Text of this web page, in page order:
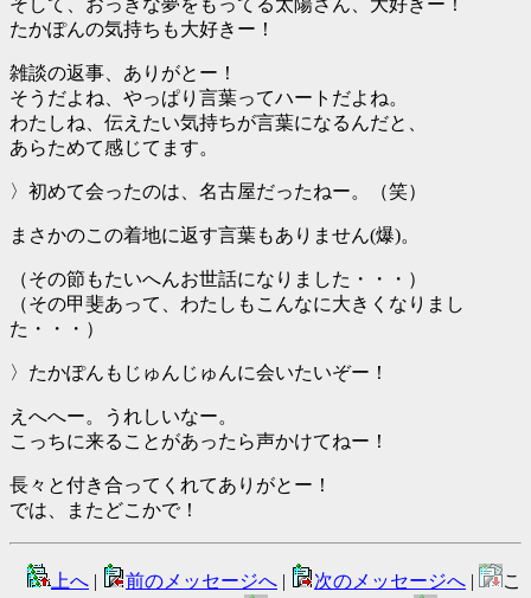
そして、おっきな夢をもってる太陽さん、大好きー！
たかぽんの気持ちも大好きー！
雑談の返事、ありがとー！
そうだよね、やっぱり言葉ってハートだよね。
わたしね、伝えたい気持ちが言葉になるんだと、
あらためて感じてます。
〉初めて会ったのは、名古屋だったねー。（笑）
まさかのこの着地に返す言葉もありません(爆)。
（その節もたいへんお世話になりました・・・）
（その甲斐あって、わたしもこんなに大きくなりまし
た・・・）
〉たかぽんもじゅんじゅんに会いたいぞー！
えへへー。うれしいなー。
こっちに来ることがあったら声かけてねー！
長々と付き合ってくれてありがとー！
では、またどこかで！
上へ | 前のメッセージへ | 次のメッセージへ |
こ